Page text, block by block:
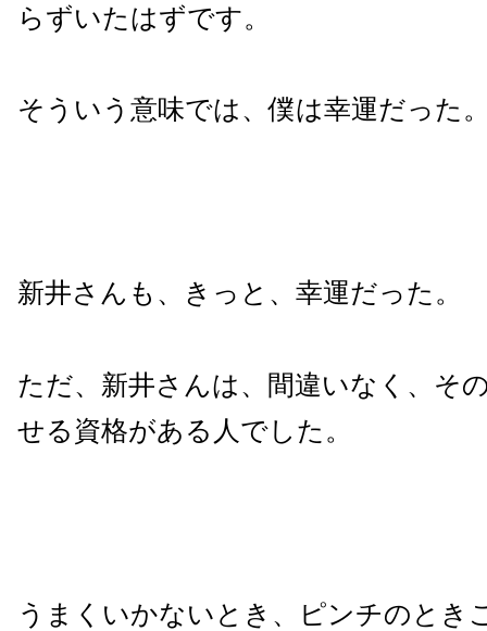
らずいたはずです。
そういう意味では、僕は幸運だった
新井さんも、きっと、幸運だった。
ただ、新井さんは、間違いなく、そ
せる資格がある人でした。
うまくいかないとき、ピンチのとき